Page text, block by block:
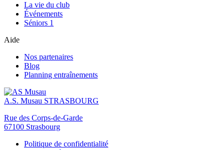
La vie du club
Événements
Séniors 1
Aide
Nos partenaires
Blog
Planning entraînements
A.S. Musau STRASBOURG
Rue des Corps-de-Garde
67100 Strasbourg
Politique de confidentialité